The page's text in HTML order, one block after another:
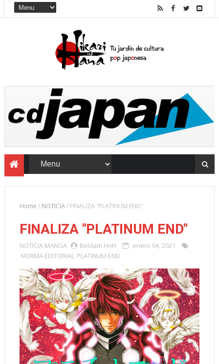
Home / NOTICIA/ FINALIZA "PLATINUM END"
FINALIZA "PLATINUM END"
NOTICIA MANGA Beldam HnH
enero 04, 2021
NORMA EDITORIAL PLATINUM END